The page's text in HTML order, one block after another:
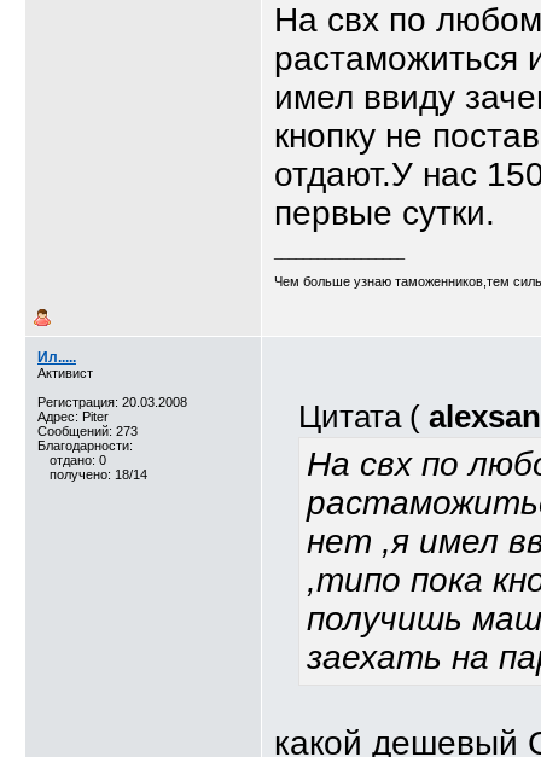
На свх по
растаможиться
имел ввиду
кнопку не
отдают.У нас
первые сутки.
Чем больше узнаю таможенников,тем
Ил.....
Активист
Регистрация: 20.03.2008
Адрес: Piter
Сообщений: 273
Благодарности:
отдано: 0
получено: 18/14
Цитата (
На свх по
нет ,я имел
,типо пока
получишь
заехать на
какой дешевый